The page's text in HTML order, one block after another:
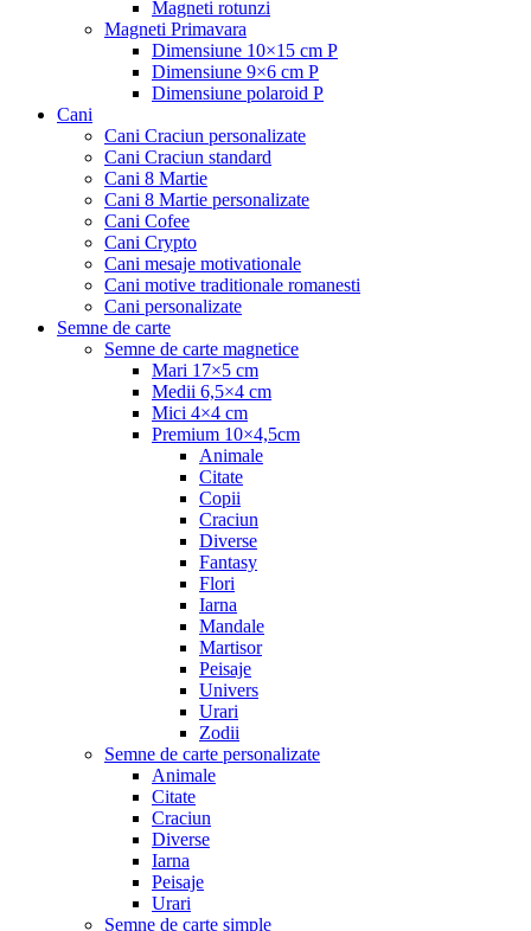
Magneti rotunzi
Magneti Primavara
Dimensiune 10×15 cm P
Dimensiune 9×6 cm P
Dimensiune polaroid P
Cani
Cani Craciun personalizate
Cani Craciun standard
Cani 8 Martie
Cani 8 Martie personalizate
Cani Cofee
Cani Crypto
Cani mesaje motivationale
Cani motive traditionale romanesti
Cani personalizate
Semne de carte
Semne de carte magnetice
Mari 17×5 cm
Medii 6,5×4 cm
Mici 4×4 cm
Premium 10×4,5cm
Animale
Citate
Copii
Craciun
Diverse
Fantasy
Flori
Iarna
Mandale
Martisor
Peisaje
Univers
Urari
Zodii
Semne de carte personalizate
Animale
Citate
Craciun
Diverse
Iarna
Peisaje
Urari
Semne de carte simple